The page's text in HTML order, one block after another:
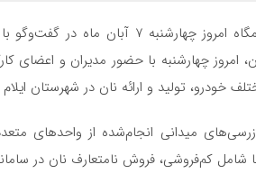
محمد یاری شامگاه امروز
امروز چهارشنبه با حضور مدیران و
خودرو، تولید و ارائه نان در شهرستان
کم‌فروشی، فروش نامتعارف نان در